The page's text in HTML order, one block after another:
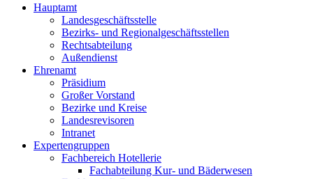
Hauptamt
Landesgeschäftsstelle
Bezirks- und Regionalgeschäftsstellen
Rechtsabteilung
Außendienst
Ehrenamt
Präsidium
Großer Vorstand
Bezirke und Kreise
Landesrevisoren
Intranet
Expertengruppen
Fachbereich Hotellerie
Fachabteilung Kur- und Bäderwesen